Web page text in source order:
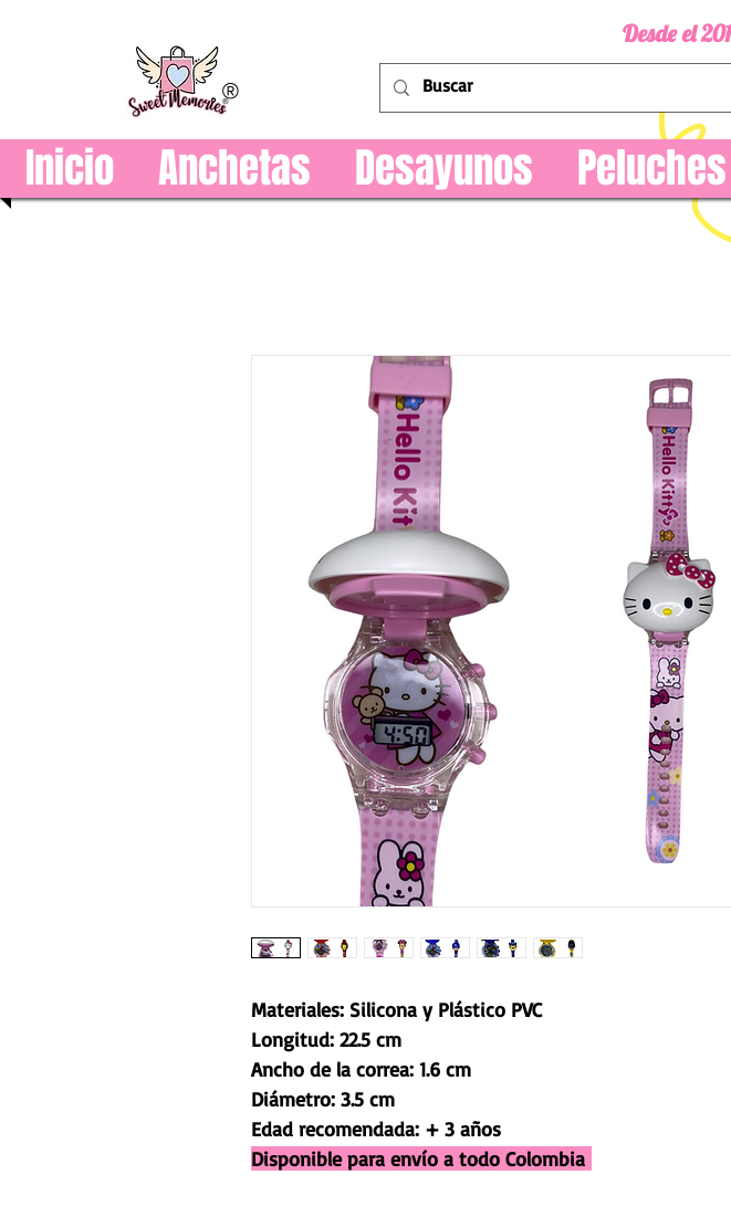
Desde el
®
Inicio Anchetas Desayunos Peluches
Materiales: Silicona y Plástico PVC
Longitud: 22.5 cm
Ancho de la correa: 1.6 cm
Diámetro: 3.5 cm
Edad recomendada: + 3 años
Disponible para envío a todo Colombia